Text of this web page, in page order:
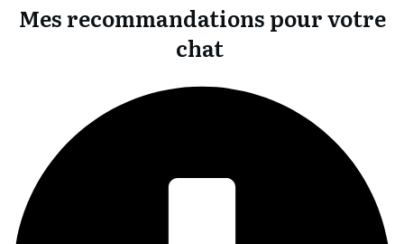
Mes recommandations pour votre
chat